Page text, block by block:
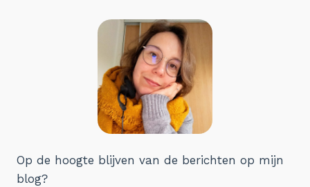
Op de hoogte blijven van de berichten op mijn
blog?